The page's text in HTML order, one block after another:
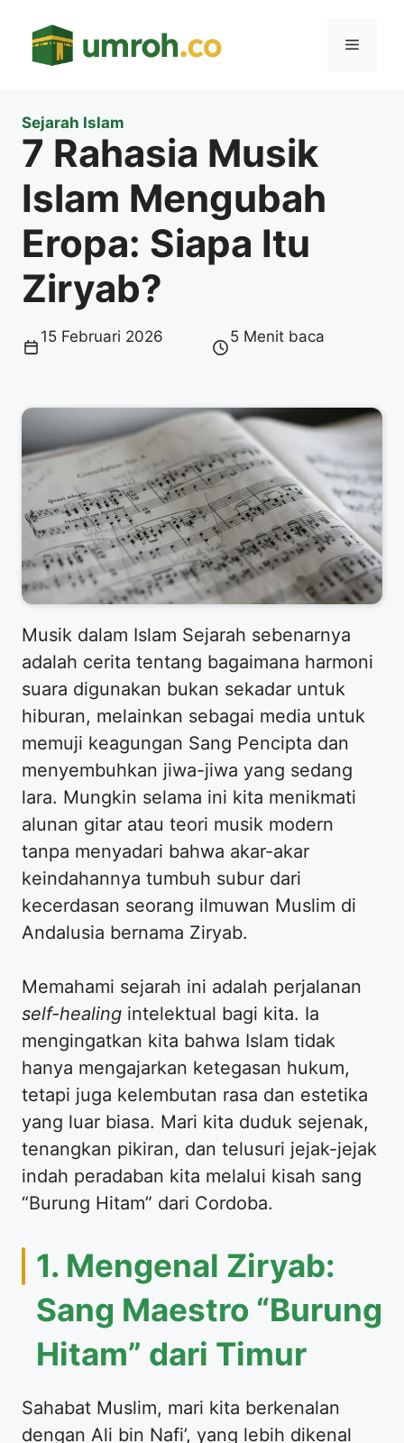
Menu
Sejarah Islam
7 Rahasia Musik
Islam Mengubah
Eropa: Siapa Itu
Ziryab?
15 Februari 2026 5 Menit baca
Musik dalam Islam Sejarah sebenarnya
adalah cerita tentang bagaimana harmoni
suara digunakan bukan sekadar untuk
hiburan, melainkan sebagai media untuk
memuji keagungan Sang Pencipta dan
menyembuhkan jiwa-jiwa yang sedang
lara. Mungkin selama ini kita menikmati
alunan gitar atau teori musik modern
tanpa menyadari bahwa akar-akar
keindahannya tumbuh subur dari
kecerdasan seorang ilmuwan Muslim di
Andalusia bernama Ziryab.
Memahami sejarah ini adalah perjalanan
self-healing intelektual bagi kita. Ia
mengingatkan kita bahwa Islam tidak
hanya mengajarkan ketegasan hukum,
tetapi juga kelembutan rasa dan estetika
yang luar biasa. Mari kita duduk sejenak,
tenangkan pikiran, dan telusuri jejak-jejak
indah peradaban kita melalui kisah sang
“Burung Hitam” dari Cordoba.
1. Mengenal Ziryab:
Sang Maestro “Burung
Hitam” dari Timur
Sahabat Muslim, mari kita berkenalan
dengan Ali bin Nafi’, yang lebih dikenal